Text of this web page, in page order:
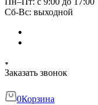
Сб-Вс: выходной
Заказать звонок
0Корзина